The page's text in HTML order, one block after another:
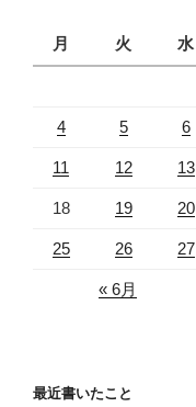
月
火 水
4 5 6
11 12 13
18 19 20
25 26 27
« 6月
最近書いたこと